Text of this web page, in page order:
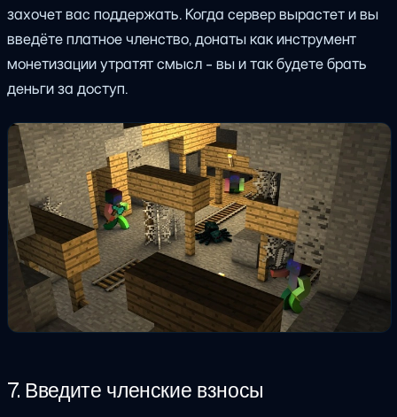
захочет вас поддержать. Когда сервер вырастет и вы
введёте платное членство, донаты как инструмент
монетизации утратят смысл - вы и так будете брать
деньги за доступ.
7. Введите членские взносы